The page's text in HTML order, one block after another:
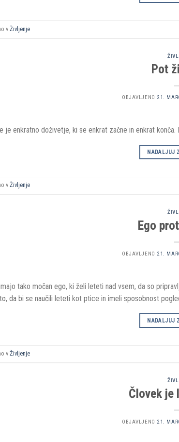
vŽivljenje
Pot
OBJAVLJENO 21.
je enkratno doživetje, ki se enkrat začne in enkrat konča.
NADALJUJ
vŽivljenje
Ego
OBJAVLJENO 21.
tako močan ego, ki želi leteti nad vsem, da so
da bi se naučili leteti kot ptice in imeli sposobnost
NADALJUJ
vŽivljenje
Človek je
OBJAVLJENO 21.